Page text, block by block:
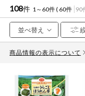
注文番号注文
お気に入り注文
注文履歴注文
WEBカタログ
パン・ジャム
豆腐・納豆・
こんにゃく
冷凍食品
カテゴリ
特価情報
108件 1～60件 ( 60件 90
商品情報の表示について